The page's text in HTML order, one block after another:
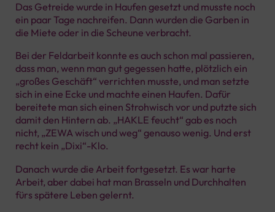
Das Getreide wurde in Haufen gesetzt und musste noch
ein paar Tage nachreifen. Dann wurden die Garben in
die Miete oder in die Scheune verbracht.
Bei der Feldarbeit konnte es auch schon mal passieren,
dass man, wenn man gut gegessen hatte, plötzlich ein
„großes Geschäft“ verrichten musste, und man setzte
sich in eine Ecke und machte einen Haufen. Dafür
bereitete man sich einen Strohwisch vor und putzte sich
damit den Hintern ab. „HAKLE feucht“ gab es noch
nicht, „ZEWA wisch und weg“ genauso wenig. Und erst
recht kein „Dixi“-Klo.
Danach wurde die Arbeit fortgesetzt. Es war harte
Arbeit, aber dabei hat man Brasseln und Durchhalten
fürs spätere Leben gelernt.